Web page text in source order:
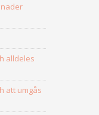
alldeles
att umgås